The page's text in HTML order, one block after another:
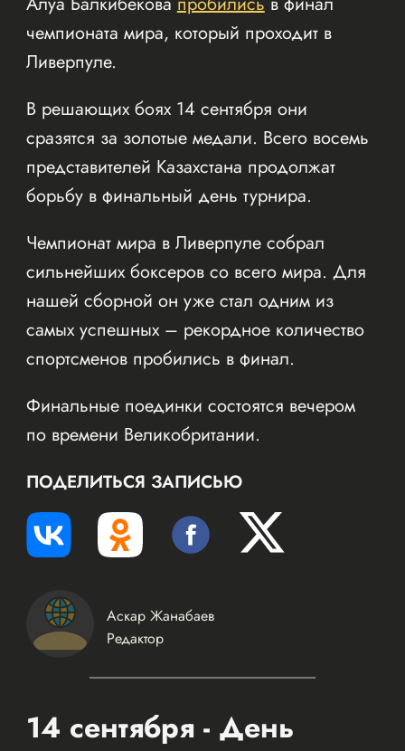
чемпионата мира, который проходит в
Ливерпуле.
В решающих боях 14 сентября они
сразятся за золотые медали. Всего восемь
представителей Казахстана продолжат
борьбу в финальный день турнира.
Чемпионат мира в Ливерпуле собрал
сильнейших боксеров со всего мира. Для
нашей сборной он уже стал одним из
самых успешных – рекордное количество
спортсменов пробились в финал.
Финальные поединки состоятся вечером
по времени Великобритании.
ПОДЕЛИТЬСЯ ЗАПИСЬЮ
Аскар Жанабаев
Редактор
14 сентября - День